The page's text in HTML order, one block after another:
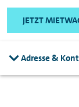
JETZT
Adresse &